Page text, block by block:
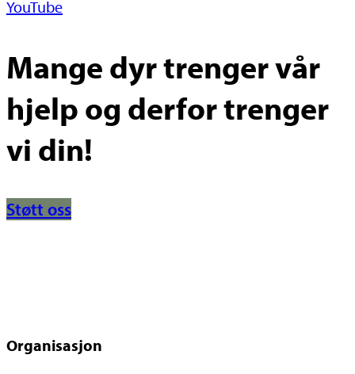
YouTube
Mange dyr trenger vår
hjelp og derfor trenger
vi din!
Støtt oss
Organisasjon